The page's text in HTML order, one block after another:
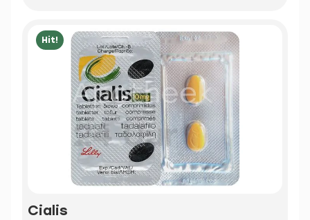
Hit!
Cialis